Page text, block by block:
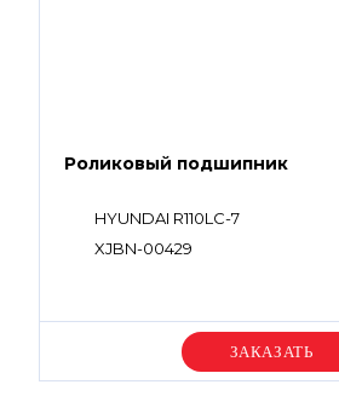
Роликовый подшипник
HYUNDAI R110LC-7
XJBN-00429
Уточняйте цену